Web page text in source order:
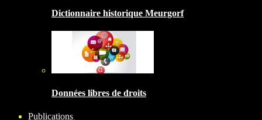
Dictionnaire historique Meurgorf
Données libres de droits
Publications